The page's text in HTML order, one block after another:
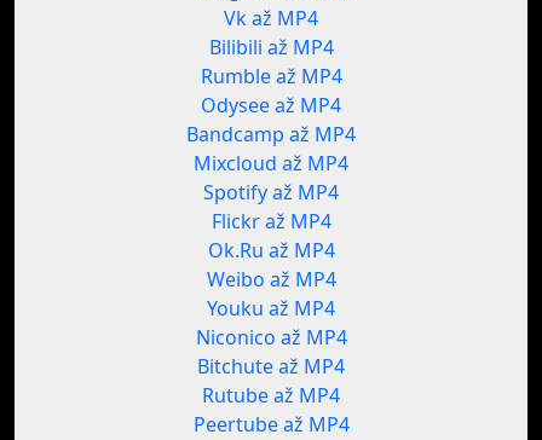
Vk až MP4
Bilibili až MP4
Rumble až MP4
Odysee až MP4
Bandcamp až MP4
Mixcloud až MP4
Spotify až MP4
Flickr až MP4
Ok.Ru až MP4
Weibo až MP4
Youku až MP4
Niconico až MP4
Bitchute až MP4
Rutube až MP4
Peertube až MP4